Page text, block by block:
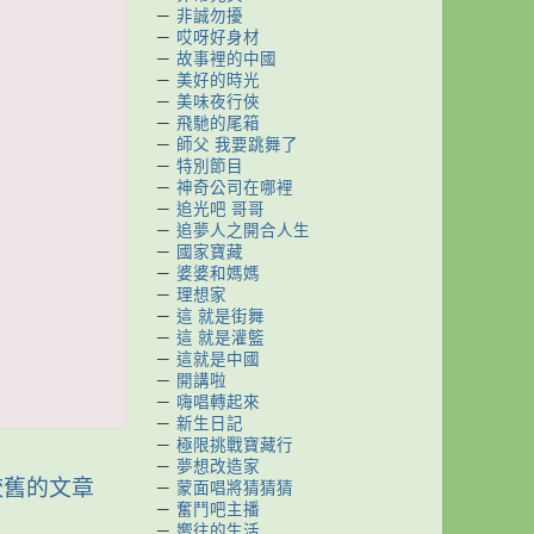
的文章
－ 非誠勿擾
－ 哎呀好身材
－ 故事裡的中國
－ 美好的時光
－ 美味夜行俠
－ 飛馳的尾箱
－ 師父 我要跳舞了
－ 特別節目
－ 神奇公司在哪裡
－ 追光吧 哥哥
－ 追夢人之開合人生
－ 國家寶藏
－ 婆婆和媽媽
－ 理想家
－ 這 就是街舞
－ 這 就是灌籃
－ 這就是中國
－ 開講啦
－ 嗨唱轉起來
－ 新生日記
－ 極限挑戰寶藏行
－ 夢想改造家
－ 蒙面唱將猜猜猜
－ 奮鬥吧主播